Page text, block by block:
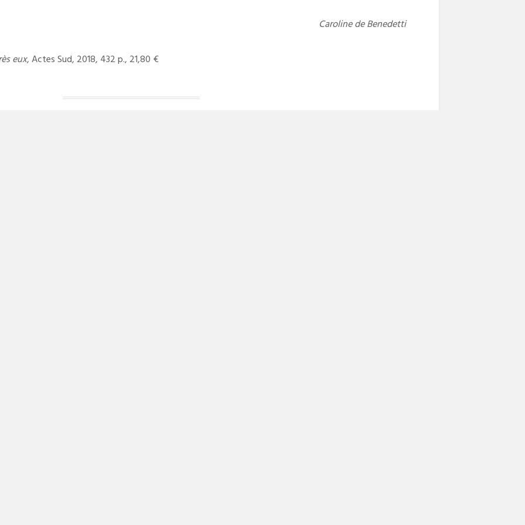
Caroline de Benedetti
eux, Actes Sud, 2018, 432 p., 21,80 €